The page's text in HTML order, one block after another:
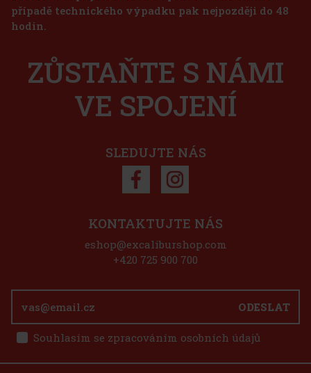
případě technického výpadku pak nejpozději do 48
hodin.
ZŮSTAŇTE S NÁMI
VE SPOJENÍ
SLEDUJTE NÁS
ODESLAT
Souhlasím se zpracováním osobních údajů
KONTAKTUJTE NÁS
eshop@excaliburshop.com
+420 725 900 700